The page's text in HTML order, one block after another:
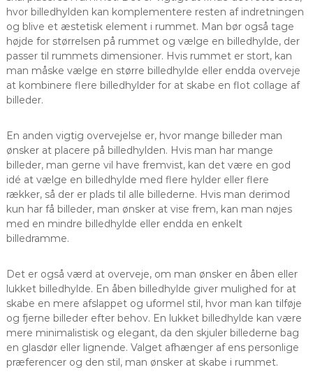
hvor billedhylden kan komplementere resten af indretningen
og blive et æstetisk element i rummet. Man bør også tage
højde for størrelsen på rummet og vælge en billedhylde, der
passer til rummets dimensioner. Hvis rummet er stort, kan
man måske vælge en større billedhylde eller endda overveje
at kombinere flere billedhylder for at skabe en flot collage af
billeder.
En anden vigtig overvejelse er, hvor mange billeder man
ønsker at placere på billedhylden. Hvis man har mange
billeder, man gerne vil have fremvist, kan det være en god
idé at vælge en billedhylde med flere hylder eller flere
rækker, så der er plads til alle billederne. Hvis man derimod
kun har få billeder, man ønsker at vise frem, kan man nøjes
med en mindre billedhylde eller endda en enkelt
billedramme.
Det er også værd at overveje, om man ønsker en åben eller
lukket billedhylde. En åben billedhylde giver mulighed for at
skabe en mere afslappet og uformel stil, hvor man kan tilføje
og fjerne billeder efter behov. En lukket billedhylde kan være
mere minimalistisk og elegant, da den skjuler billederne bag
en glasdør eller lignende. Valget afhænger af ens personlige
præferencer og den stil, man ønsker at skabe i rummet.